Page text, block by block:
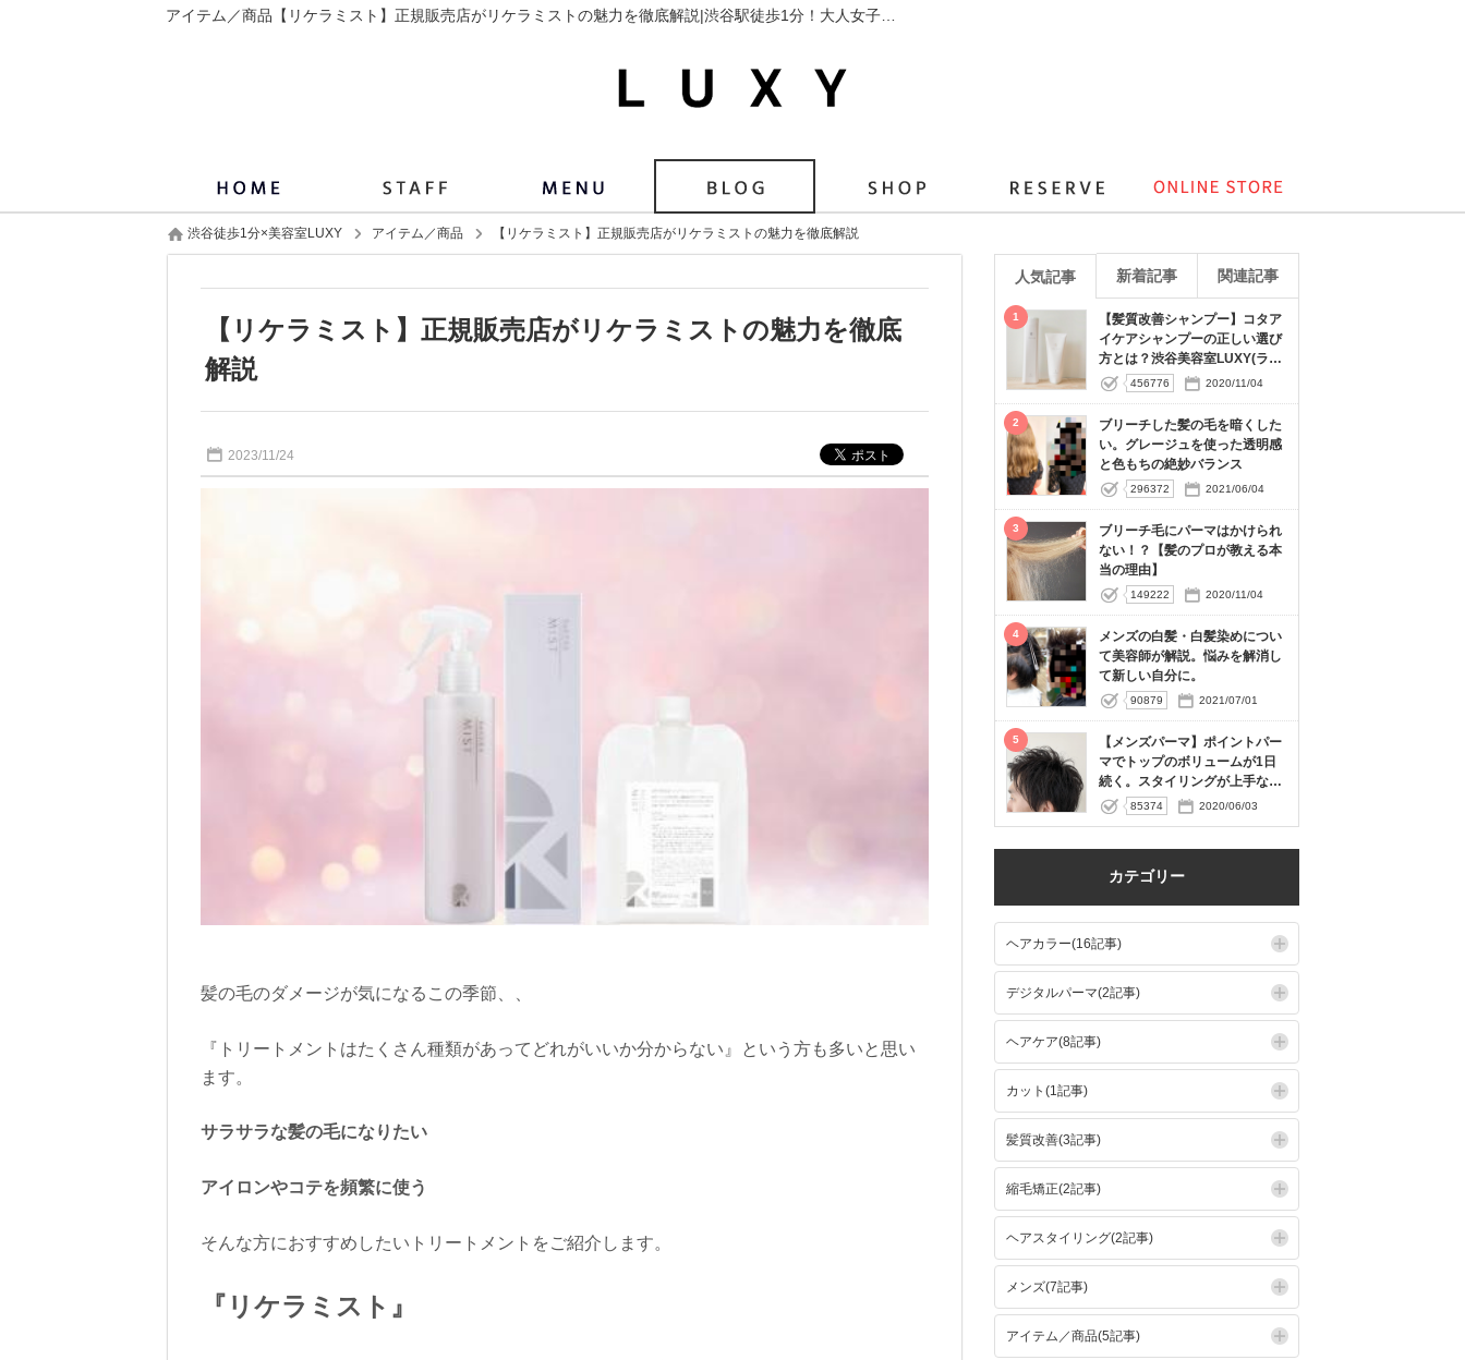
渋谷徒歩1分×美容室LUXY アイテム／商品 【リケラミスト】正規販売店がリケラミストの魅力を徹底解説
【リケラミスト】正規販売店がリケラミストの魅力を徹底
解説
2023/11/24
髪の毛のダメージが気になるこの季節、、
『トリートメントはたくさん種類があってどれがいいか分からない』という方も多いと思い
ます。
サラサラな髪の毛になりたい
アイロンやコテを頻繁に使う
そんな方におすすめしたいトリートメントをご紹介します。
『リケラミスト』
人気記事 新着記事 関連記事
1
【髪質改善シャンプー】コタア
イケアシャンプーの正しい選び
方とは？渋谷美容室LUXY(ラグ
ジー）456776 2020/11/04
2
ブリーチした髪の毛を暗くした
い。グレージュを使った透明感
と色もちの絶妙バランス
296372 2021/06/04
3
ブリーチ毛にパーマはかけられ
ない！？【髪のプロが教える本
当の理由】
149222 2020/11/04
4
メンズの白髪・白髪染めについ
て美容師が解説。悩みを解消し
て新しい自分に。
90879 2021/07/01
5
【メンズパーマ】ポイントパー
マでトップのボリュームが1日
続く。スタイリングが上手な方
はやっている。
85374 2020/06/03
カテゴリー
ヘアカラー(16記事)
デジタルパーマ(2記事)
ヘアケア(8記事)
カット(1記事)
髪質改善(3記事)
縮毛矯正(2記事)
ヘアスタイリング(2記事)
メンズ(7記事)
アイテム／商品(5記事)